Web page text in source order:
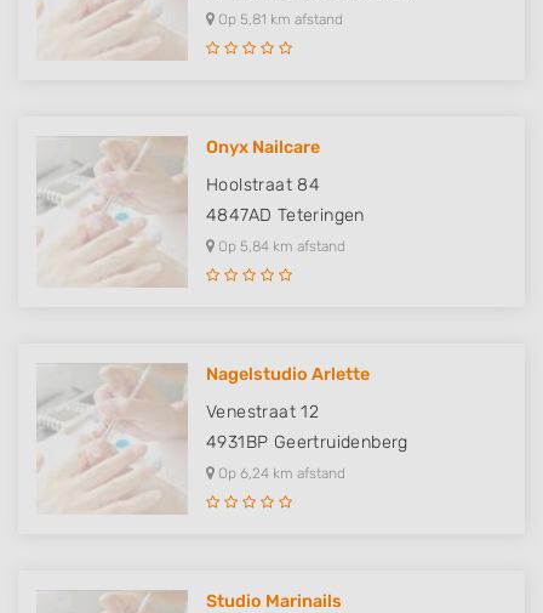
Op 5,81 km afstand
Onyx Nailcare
Hoolstraat 84
4847AD Teteringen
Op 5,84 km afstand
Nagelstudio Arlette
Venestraat 12
4931BP Geertruidenberg
Op 6,24 km afstand
Studio Marinails